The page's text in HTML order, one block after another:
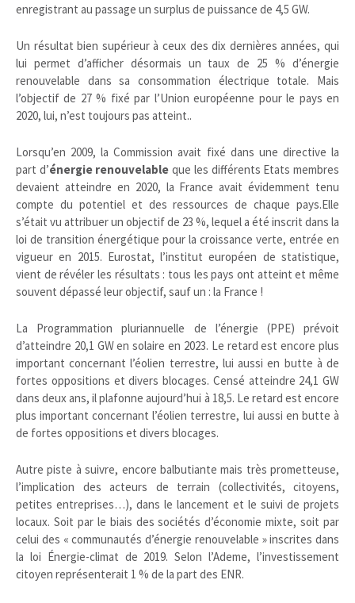
enregistrant au passage un surplus de puissance de 4,5 GW.
Un résultat bien supérieur à ceux des dix dernières années, qui
lui permet d’afficher désormais un taux de 25 % d’énergie
renouvelable dans sa consommation électrique totale. Mais
l’objectif de 27 % fixé par l’Union européenne pour le pays en
2020, lui, n’est toujours pas atteint..
Lorsqu’en 2009, la Commission avait fixé dans une directive la
part d’énergie renouvelable que les différents Etats membres
devaient atteindre en 2020, la France avait évidemment tenu
compte du potentiel et des ressources de chaque pays.Elle
s’était vu attribuer un objectif de 23 %, lequel a été inscrit dans la
loi de transition énergétique pour la croissance verte, entrée en
vigueur en 2015. Eurostat, l’institut européen de statistique,
vient de révéler les résultats : tous les pays ont atteint et même
souvent dépassé leur objectif, sauf un : la France !
La Programmation pluriannuelle de l’énergie (PPE) prévoit
d’atteindre 20,1 GW en solaire en 2023. Le retard est encore plus
important concernant l’éolien terrestre, lui aussi en butte à de
fortes oppositions et divers blocages. Censé atteindre 24,1 GW
dans deux ans, il plafonne aujourd’hui à 18,5. Le retard est encore
plus important concernant l’éolien terrestre, lui aussi en butte à
de fortes oppositions et divers blocages.
Autre piste à suivre, encore balbutiante mais très prometteuse,
l’implication des acteurs de terrain (collectivités, citoyens,
petites entreprises…), dans le lancement et le suivi de projets
locaux. Soit par le biais des sociétés d’économie mixte, soit par
celui des « communautés d’énergie renouvelable » inscrites dans
la loi Énergie-climat de 2019. Selon l’Ademe, l’investissement
citoyen représenterait 1 % de la part des ENR.